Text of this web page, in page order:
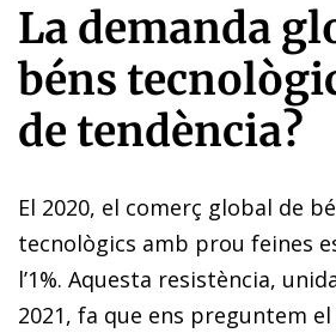
La demanda
béns
de tendència?
El 2020, el comerç global de
tecnològics amb prou feines
l’1%. Aquesta resistència,
2021, fa que ens preguntem